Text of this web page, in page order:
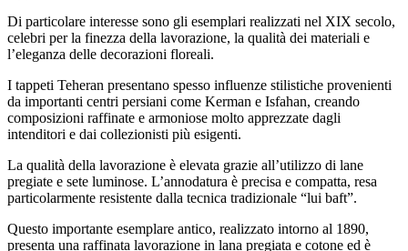
Di particolare interesse sono gli esemplari realizzati nel XIX secolo,
celebri per la finezza della lavorazione, la qualità dei materiali e
l’eleganza delle decorazioni floreali.
I tappeti Teheran presentano spesso influenze stilistiche provenienti
da importanti centri persiani come Kerman e Isfahan, creando
composizioni raffinate e armoniose molto apprezzate dagli
intenditori e dai collezionisti più esigenti.
La qualità della lavorazione è elevata grazie all’utilizzo di lane
pregiate e sete luminose. L’annodatura è precisa e compatta, resa
particolarmente resistente dalla tecnica tradizionale “lui baft”.
Questo importante esemplare antico, realizzato intorno al 1890,
presenta una raffinata lavorazione in lana pregiata e cotone ed è